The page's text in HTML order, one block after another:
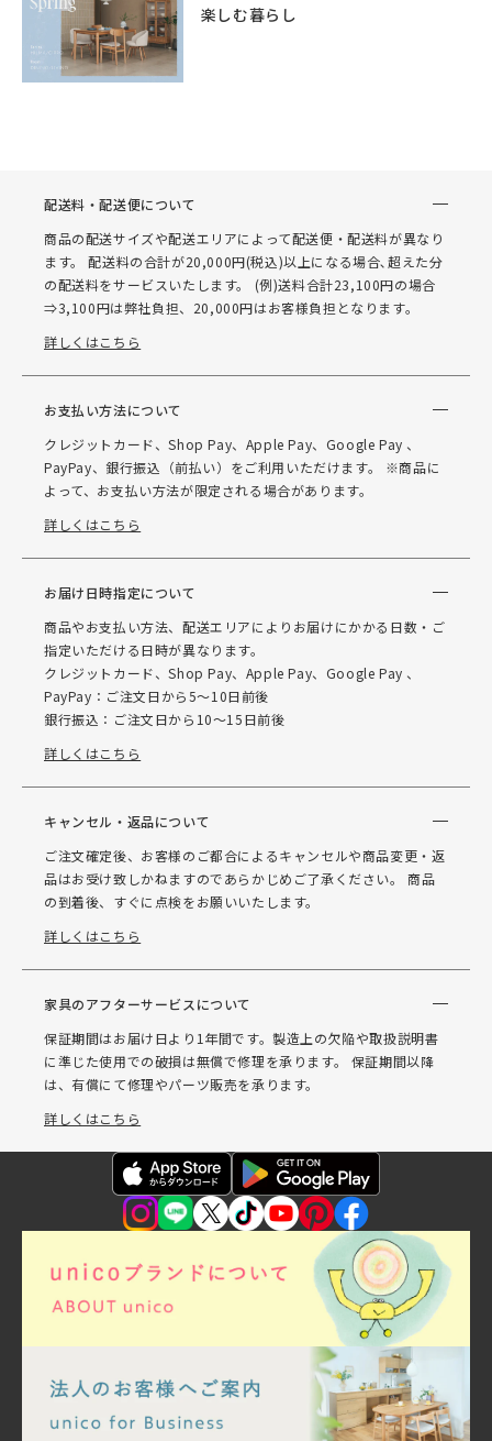
楽しむ暮らし
配送料・配送便について
商品の配送サイズや配送エリアによって配送便・配送料が異なり
ます。 配送料の合計が20,000円(税込)以上になる場合､超えた分
の配送料をサービスいたします。 (例)送料合計23,100円の場合
⇒3,100円は弊社負担、20,000円はお客様負担となります。
詳しくはこちら
お支払い方法について
クレジットカード、Shop Pay、Apple Pay、Google Pay 、
PayPay、銀行振込（前払い）をご利用いただけます。 ※商品に
よって、お支払い方法が限定される場合があります。
詳しくはこちら
お届け日時指定について
商品やお支払い方法、配送エリアによりお届けにかかる日数・ご
指定いただける日時が異なります。
クレジットカード、Shop Pay、Apple Pay、Google Pay 、
PayPay：ご注文日から5～10日前後
銀行振込：ご注文日から10～15日前後
詳しくはこちら
キャンセル・返品について
ご注文確定後、お客様のご都合によるキャンセルや商品変更・返
品はお受け致しかねますのであらかじめご了承ください。 商品
の到着後、すぐに点検をお願いいたします。
詳しくはこちら
家具のアフターサービスについて
保証期間はお届け日より1年間です。製造上の欠陥や取扱説明書
に準じた使用での破損は無償で修理を承ります。 保証期間以降
は、有償にて修理やパーツ販売を承ります。
詳しくはこちら